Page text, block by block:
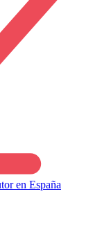
en España